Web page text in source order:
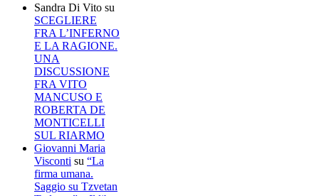
Sandra Di Vito su
SCEGLIERE
FRA L’INFERNO
E LA RAGIONE.
UNA
DISCUSSIONE
FRA VITO
MANCUSO E
ROBERTA DE
MONTICELLI
SUL RIARMO
Giovanni Maria
Visconti su “La
firma umana.
Saggio su Tzvetan